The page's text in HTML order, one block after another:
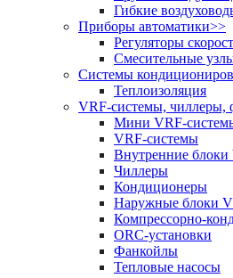
Гибкие
Приборы автоматики>>
Регуляторы
Смесительные
Системы
Теплоизоляция
VRF-системы, чиллеры,
Мини VRF-
VRF-системы
Внутренние блоки
Чиллеры
Кондиционеры
Наружные блоки
Компрессорно-
ORC-установки
Фанкойлы
Тепловые насосы